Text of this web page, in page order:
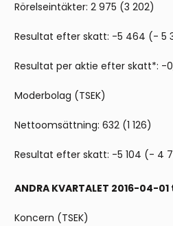
Rörelseintäkter: 2 975 (3 202)
Resultat efter skatt: -5 464 (- 5
Resultat per aktie efter skatt*: -
Moderbolag (TSEK)
Nettoomsättning: 632 (1 126)
Resultat efter skatt: -5 104 (- 4
ANDRA KVARTALET 2016-04-
Koncern (TSEK)